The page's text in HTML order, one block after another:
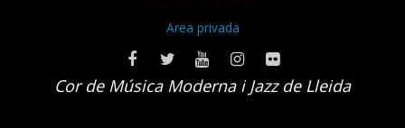
Area privada
Cor de Música Moderna i Jazz de Lleida